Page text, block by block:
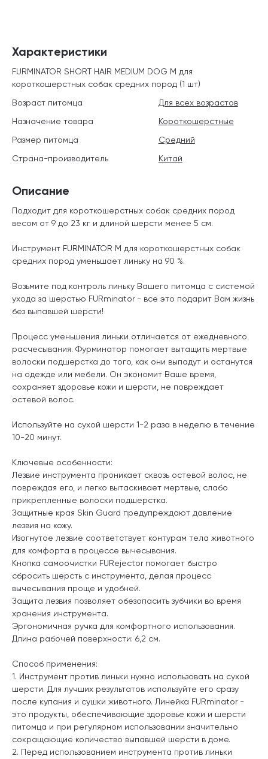
Описание
Подходит для короткошерстных собак средних пород
весом от 9 до 23 кг и длиной шерсти менее 5 см.
Инструмент FURMINATOR M для короткошерстных собак
средних пород уменьшает линьку на 90 %.
Возьмите под контроль линьку Вашего питомца с системой
ухода за шерстью FURminator - все это подарит Вам жизнь
без выпавшей шерсти!
Процесс уменьшения линьки отличается от ежедневного
расчесывания. Фурминатор помогает вытащить мертвые
волоски подшерстка до того, как они выпадут и останутся
на одежде или мебели. Он экономит Ваше время,
сохраняет здоровье кожи и шерсти, не повреждает
остевой волос.
Используйте на сухой шерсти 1-2 раза в неделю в течение
10-20 минут.
Ключевые особенности:
Лезвие инструмента проникает сквозь остевой волос, не
повреждая его, и легко вытаскивает мертвые, слабо
прикрепленные волоски подшерстка.
Защитные края Skin Guard предупреждают давление
лезвия на кожу.
Изогнутое лезвие соответствует контурам тела животного
для комфорта в процессе вычесывания.
Кнопка самоочистки FURejector помогает быстро
сбросить шерсть с инструмента, делая процесс
вычесывания проще и удобней.
Защита лезвия позволяет обезопасить зубчики во время
хранения инструмента.
Эргономичная ручка для комфортного использования.
Длина рабочей поверхности: 6,2 см.
Способ применения:
1. Инструмент против линьки нужно использовать на сухой
шерсти. Для лучших результатов используйте его сразу
после купания и сушки животного. Линейка FURminator -
это продукты, обеспечивающие здоровье кожи и шерсти
питомца и при регулярном использовании значительно
сокращающие количество выпавшей шерсти в доме.
2. Перед использованием инструмента против линьки
Характеристики
FURMINATOR SHORT HAIR MEDIUM DOG M для
короткошерстных собак средних пород (1 шт)
Возраст питомца
Для всех возрастов
Назначение товара
Короткошерстные
Размер питомца
Средний
Страна-производитель
Китай